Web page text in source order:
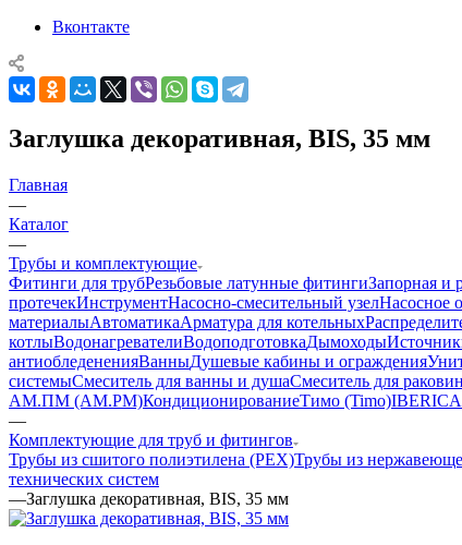
Вконтакте
Заглушка декоративная, BIS, 35 мм
Главная
—
Каталог
—
Трубы и комплектующие
Фитинги для трубРезьбовые латунные фитингиЗапорная и
протечекИнструментНасосно-смесительный узелНасосное
материалыАвтоматикаАрматура для котельных
котлыВодонагревателиВодоподготовкаДымоходы
антиобледененияВанныДушевые кабины и ограждения
системыСмеситель для ванны и душаСмеситель для
АМ.ПМ (AM.PM)КондиционированиеТимо (Timo)
—
Комплектующие для труб и фитингов
Трубы из сшитого полиэтилена (PEX)Трубы из
технических систем
—Заглушка декоративная, BIS, 35 мм